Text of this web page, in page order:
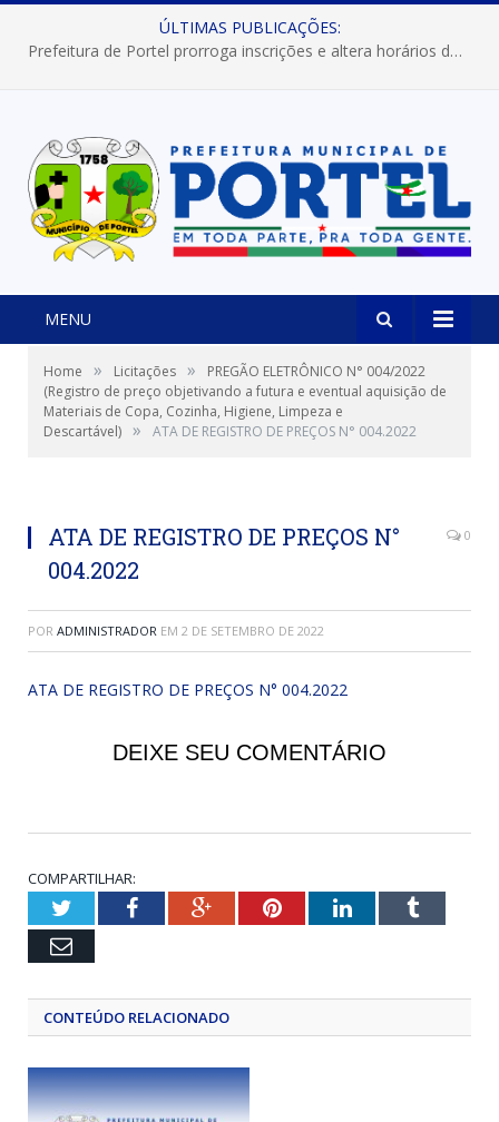
ÚLTIMAS PUBLICAÇÕES:
Prefeitura de Portel prorroga inscrições e altera horários dos concursos “Musa” e “Miss Mix Verão 2026”
MENU
Home » Licitações »
PREGÃO ELETRÔNICO N° 004/2022
(Registro de preço objetivando a futura e eventual aquisição de
Materiais de Copa, Cozinha, Higiene, Limpeza e
Descartável) » ATA DE REGISTRO DE PREÇOS N° 004.2022
ATA DE REGISTRO DE PREÇOS N°
004.2022
0
POR ADMINISTRADOR EM 2 DE SETEMBRO DE 2022
ATA DE REGISTRO DE PREÇOS N° 004.2022
DEIXE SEU COMENTÁRIO
COMPARTILHAR:
TwitterFacebookGoogle+PinterestLinkedInTumblr
Email
CONTEÚDO RELACIONADO